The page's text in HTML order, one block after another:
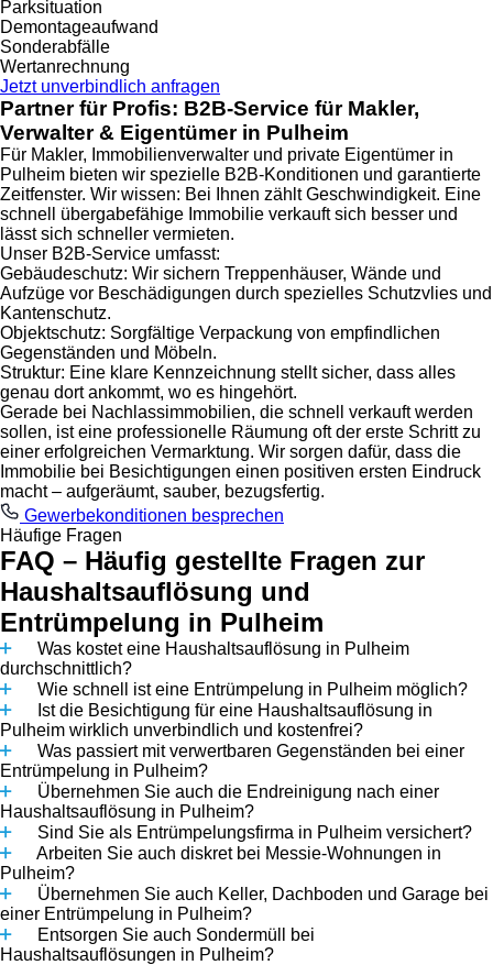
Parksituation
Demontage­aufwand
Sonderabfälle
Wert­anrechnung
Jetzt unverbindlich anfragen
Partner für Profis: B2B-Service für Makler,
Verwalter & Eigentümer in Pulheim
Für Makler, Immobilienverwalter und private Eigentümer in
Pulheim bieten wir spezielle B2B-Konditionen und garantierte
Zeitfenster. Wir wissen: Bei Ihnen zählt Geschwindigkeit. Eine
schnell übergabefähige Immobilie verkauft sich besser und
lässt sich schneller vermieten.
Unser B2B-Service umfasst:
Gebäudeschutz: Wir sichern Treppenhäuser, Wände und
Aufzüge vor Beschädigungen durch spezielles Schutzvlies und
Kantenschutz.
Objektschutz: Sorgfältige Verpackung von empfindlichen
Gegenständen und Möbeln.
Struktur: Eine klare Kennzeichnung stellt sicher, dass alles
genau dort ankommt, wo es hingehört.
Gerade bei Nachlassimmobilien, die schnell verkauft werden
sollen, ist eine professionelle Räumung oft der erste Schritt zu
einer erfolgreichen Vermarktung. Wir sorgen dafür, dass die
Immobilie bei Besichtigungen einen positiven ersten Eindruck
macht – aufgeräumt, sauber, bezugsfertig.
Gewerbekonditionen besprechen
Häufige Fragen
FAQ – Häufig gestellte Fragen zur
Haushaltsauflösung und
Entrümpelung in Pulheim
Was kostet eine Haushaltsauflösung in Pulheim
durchschnittlich?
Wie schnell ist eine Entrümpelung in Pulheim möglich?
Ist die Besichtigung für eine Haushaltsauflösung in
Pulheim wirklich unverbindlich und kostenfrei?
Was passiert mit verwertbaren Gegenständen bei einer
Entrümpelung in Pulheim?
Übernehmen Sie auch die Endreinigung nach einer
Haushaltsauflösung in Pulheim?
Sind Sie als Entrümpelungsfirma in Pulheim versichert?
Arbeiten Sie auch diskret bei Messie-Wohnungen in
Pulheim?
Übernehmen Sie auch Keller, Dachboden und Garage bei
einer Entrümpelung in Pulheim?
Entsorgen Sie auch Sondermüll bei
Haushaltsauflösungen in Pulheim?